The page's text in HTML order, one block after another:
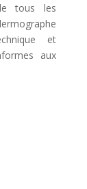
tous les
et
aux